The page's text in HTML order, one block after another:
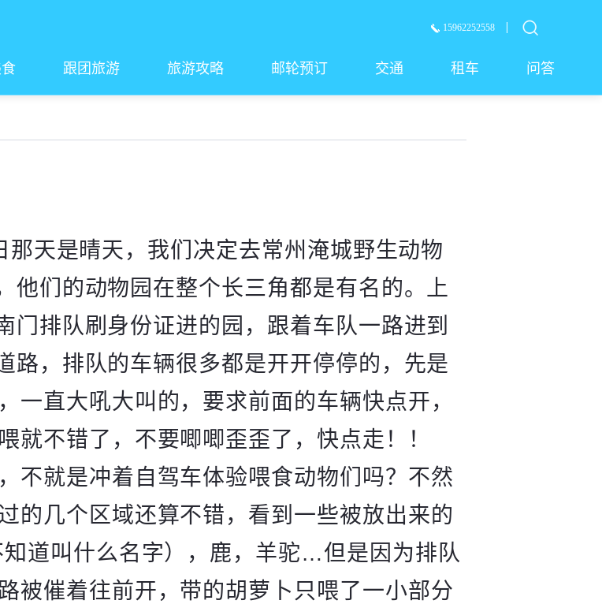
15962252558
跟团旅游 旅游攻略 邮轮预订 交通 租车 问答
那天是晴天，我们决定去常州淹城野生动物
他们的动物园在整个长三角都是有名的。上
门排队刷身份证进的园，跟着车队一路进到
路，排队的车辆很多都是开开停停的，先是
一直大吼大叫的，要求前面的车辆快点开，
就不错了，不要唧唧歪歪了，快点走！！
不就是冲着自驾车体验喂食动物们吗？不然
的几个区域还算不错，看到一些被放出来的
道叫什么名字），鹿，羊驼…但是因为排队
被催着往前开，带的胡萝卜只喂了一小部分